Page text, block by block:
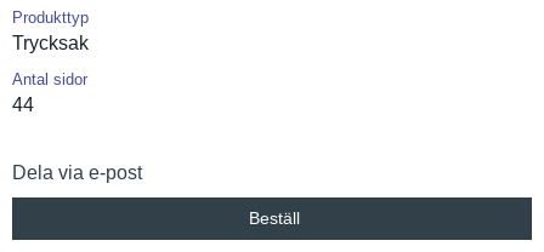
Produkttyp
Trycksak
Antal sidor
44
Dela via e-post
Beställ